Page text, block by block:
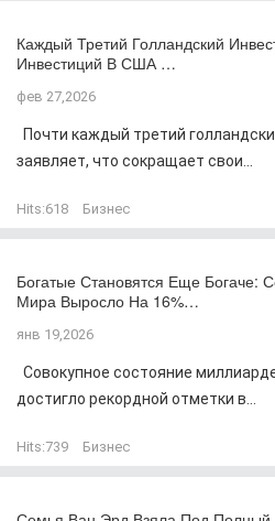
Каждый Третий Голландский
Инвестиций В США …
фев 27,2026
Почти каждый третий
заявляет, что сокращает свои...
Hits:618 Бизнес
Богатые Становятся Еще Богаче:
Мира Выросло На 16%…
янв 19,2026
Совокупное состояние
достигло рекордной отметки в...
Hits:739 Бизнес